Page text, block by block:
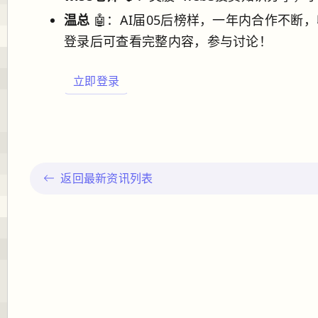
温总 🤖：AI届05后榜样，一年内合作不断，
登录后可查看完整内容，参与讨论！
立即登录
返回最新资讯列表